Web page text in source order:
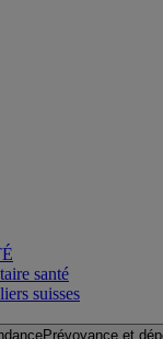
santé
suisses
Prévoyance et